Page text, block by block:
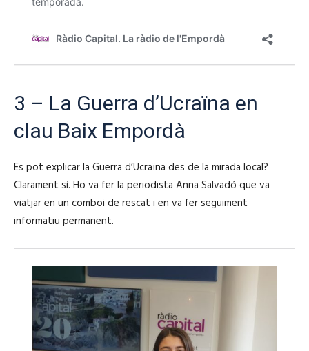
3 – La Guerra d’Ucraïna en
clau Baix Empordà
Es pot explicar la Guerra d’Ucraïna des de la mirada local?
Clarament sí. Ho va fer la periodista Anna Salvadó que va
viatjar en un comboi de rescat i en va fer seguiment
informatiu permanent.